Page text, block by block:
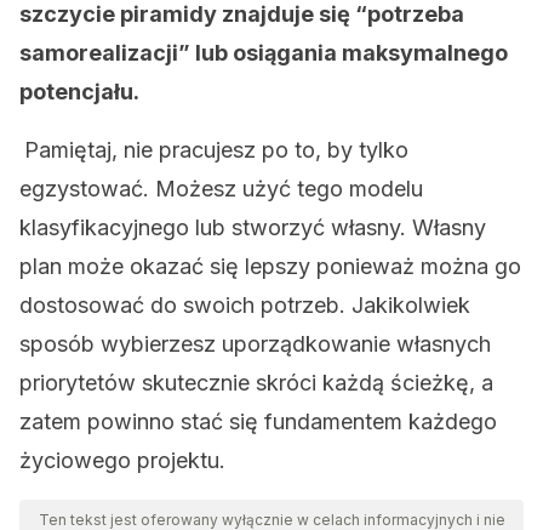
szczycie piramidy znajduje się “potrzeba
samorealizacji” lub osiągania maksymalnego
potencjału.
Pamiętaj, nie pracujesz po to, by tylko
egzystować. Możesz użyć tego modelu
klasyfikacyjnego lub stworzyć własny. Własny
plan może okazać się lepszy ponieważ można go
dostosować do swoich potrzeb. Jakikolwiek
sposób wybierzesz uporządkowanie własnych
priorytetów skutecznie skróci każdą ścieżkę, a
zatem powinno stać się fundamentem każdego
życiowego projektu.
Ten tekst jest oferowany wyłącznie w celach informacyjnych i nie